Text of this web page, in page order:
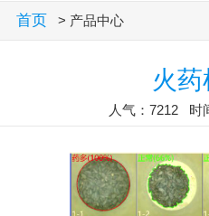
首页 > 产品中心
火药
人气：7212 时